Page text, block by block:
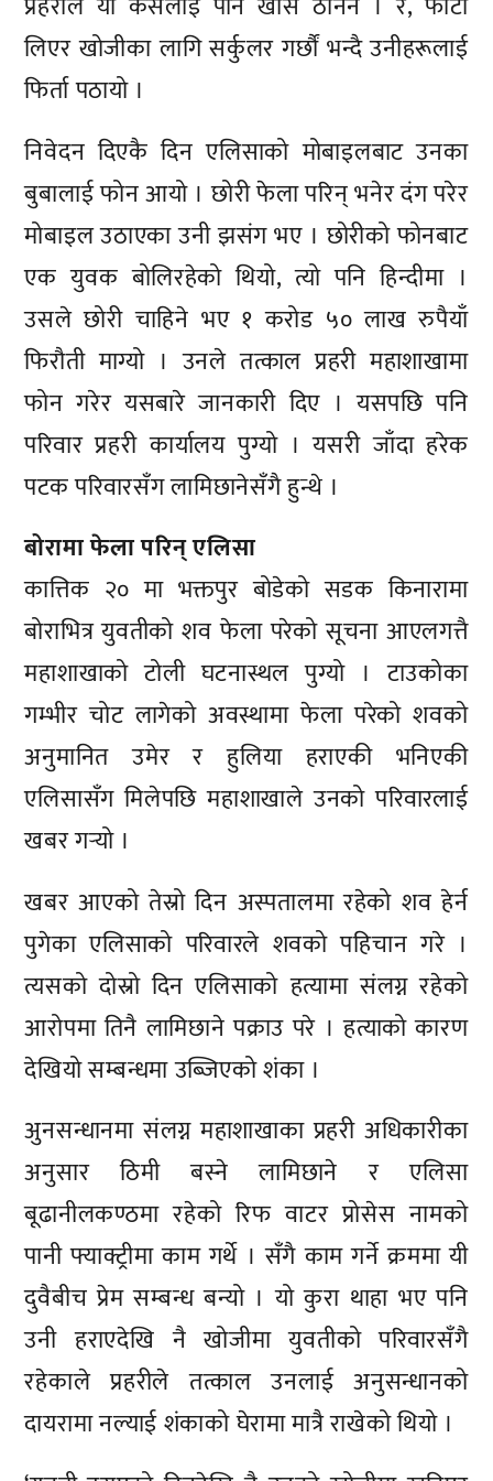
लिएर खोजीका लागि सर्कुलर गर्छौं भन्दै उनीहरूलाई
फिर्ता पठायो ।
निवेदन दिएकै दिन एलिसाको मोबाइलबाट उनका
बुबालाई फोन आयो । छोरी फेला परिन् भनेर दंग परेर
मोबाइल उठाएका उनी झसंग भए । छोरीको फोनबाट
एक युवक बोलिरहेको थियो, त्यो पनि हिन्दीमा ।
उसले छोरी चाहिने भए १ करोड ५० लाख रुपैयाँ
फिरौती माग्यो । उनले तत्काल प्रहरी महाशाखामा
फोन गरेर यसबारे जानकारी दिए । यसपछि पनि
परिवार प्रहरी कार्यालय पुग्यो । यसरी जाँदा हरेक
पटक परिवारसँग लामिछानेसँगै हुन्थे ।
बोरामा फेला परिन् एलिसा
कात्तिक २० मा भक्तपुर बोडेको सडक किनारामा
बोराभित्र युवतीको शव फेला परेको सूचना आएलगत्तै
महाशाखाको टोली घटनास्थल पुग्यो । टाउकोका
गम्भीर चोट लागेको अवस्थामा फेला परेको शवको
अनुमानित उमेर र हुलिया हराएकी भनिएकी
एलिसासँग मिलेपछि महाशाखाले उनको परिवारलाई
खबर गर्‍यो ।
खबर आएको तेस्रो दिन अस्पतालमा रहेको शव हेर्न
पुगेका एलिसाको परिवारले शवको पहिचान गरे ।
त्यसको दोस्रो दिन एलिसाको हत्यामा संलग्न रहेको
आरोपमा तिनै लामिछाने पक्राउ परे । हत्याको कारण
देखियो सम्बन्धमा उब्जिएको शंका ।
अुनसन्धानमा संलग्न महाशाखाका प्रहरी अधिकारीका
अनुसार ठिमी बस्ने लामिछाने र एलिसा
बूढानीलकण्ठमा रहेको रिफ वाटर प्रोसेस नामको
पानी फ्याक्ट्रीमा काम गर्थे । सँगै काम गर्ने क्रममा यी
दुवैबीच प्रेम सम्बन्ध बन्यो । यो कुरा थाहा भए पनि
उनी हराएदेखि नै खोजीमा युवतीको परिवारसँगै
रहेकाले प्रहरीले तत्काल उनलाई अनुसन्धानको
दायरामा नल्याई शंकाको घेरामा मात्रै राखेको थियो ।